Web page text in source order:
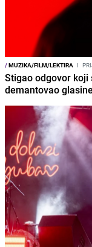
/MUZIKA/FILM/LEKTIRA I
Stigao odgovor koji
demantovao glasine